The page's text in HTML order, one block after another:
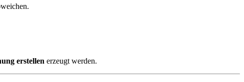
erstellen erzeugt werden.